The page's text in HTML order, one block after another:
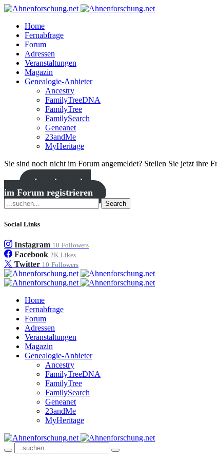
Home
Fernabfrage
Forum
Adressen
Veranstaltungen
Magazin
Genealogie-Anbieter
Ancestry
FamilyTreeDNA
FamilyTree
FamilySearch
Geneanet
23andMe
MyHeritage
Sie sind noch nicht im Forum angemeldet? Stellen Sie jetzt ihre
Jetzt kostenlos
im Forum registrieren
Search
Social Links
Instagram 10 Followers
Facebook 2K Likes
Twitter 10 Followers
Home
Fernabfrage
Forum
Adressen
Veranstaltungen
Magazin
Genealogie-Anbieter
Ancestry
FamilyTreeDNA
FamilyTree
FamilySearch
Geneanet
23andMe
MyHeritage